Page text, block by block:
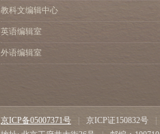
教科文编辑中心
英语编辑室
外语编辑室
京ICP备05007371号 京ICP证150832号